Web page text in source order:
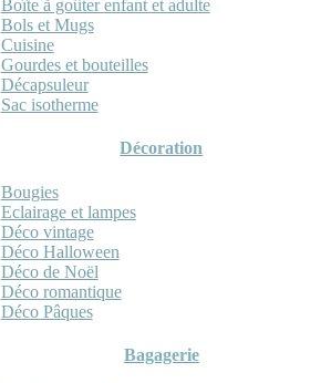
Boîte à goûter enfant et adulte
Bols et Mugs
Cuisine
Gourdes et bouteilles
Décapsuleur
Sac isotherme
Décoration
Bougies
Eclairage et lampes
Déco vintage
Déco Halloween
Déco de Noël
Déco romantique
Déco Pâques
Bagagerie